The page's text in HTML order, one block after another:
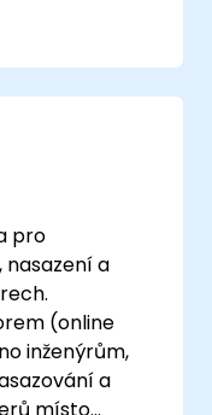
integrace pro
do stávajících
nástrojů.
pro
a
(online
inženýrům,
a
místo